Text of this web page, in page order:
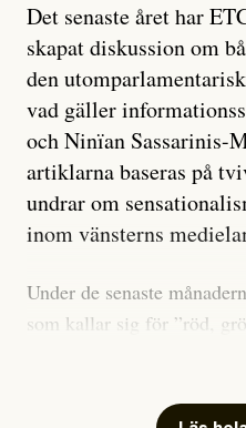
Det senaste året har
skapat diskussion om
den
vad gäller
och Ninïan Sassarinis-
artiklarna baseras på
undrar om
inom vänsterns
Under de senaste
som kallar sig för ”röd,
skriver för? Vad betyder